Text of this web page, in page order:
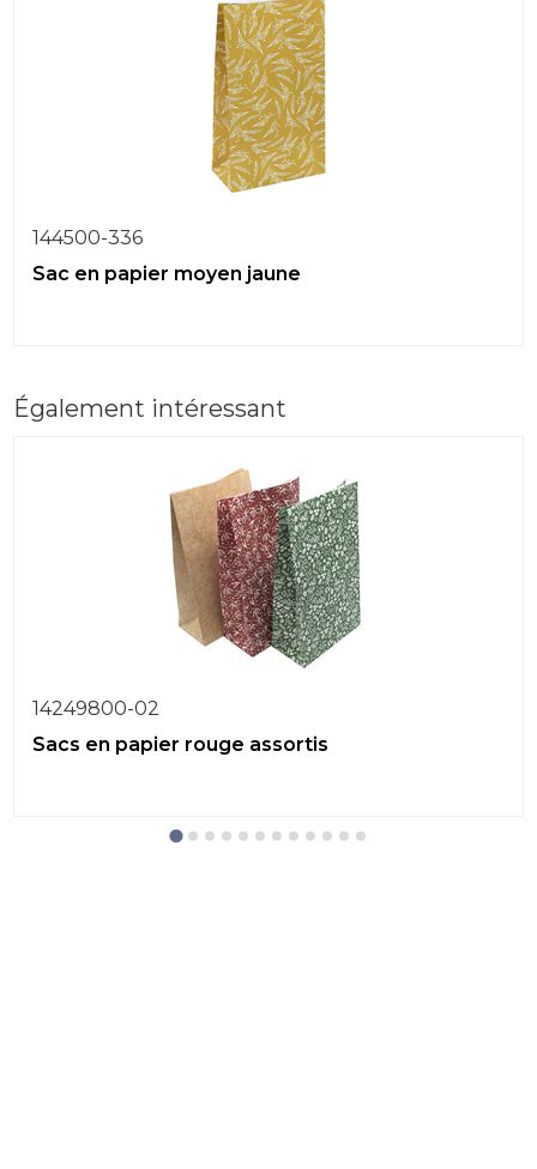
144500-336
Sac en papier moyen jaune
Également intéressant
14249800-02
Sacs en papier rouge assortis